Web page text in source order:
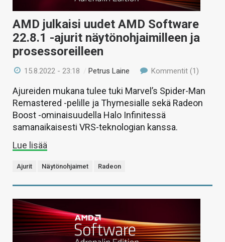
AMD julkaisi uudet AMD Software
22.8.1 -ajurit näytönohjaimilleen ja
prosessoreilleen
15.8.2022 - 23:18 / Petrus Laine Kommentit (1)
Ajureiden mukana tulee tuki Marvel’s Spider-Man
Remastered -pelille ja Thymesialle sekä Radeon
Boost -ominaisuudella Halo Infinitessä
samanaikaisesti VRS-teknologian kanssa.
Lue lisää
Ajurit Näytönohjaimet Radeon